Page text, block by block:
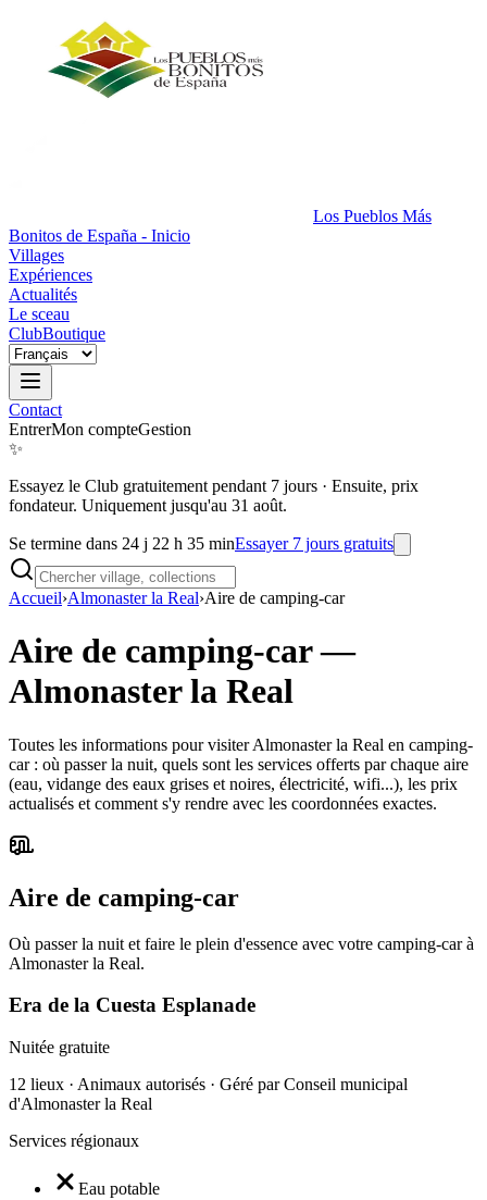
Los Pueblos Más
Bonitos de España - Inicio
Villages
Expériences
Actualités
Le sceau
ClubBoutique
Contact
EntrerMon compteGestion
✨
Essayez le Club gratuitement pendant 7 jours · Ensuite, prix
fondateur. Uniquement jusqu'au 31 août.
Se termine dans 24 j 22 h 35 minEssayer 7 jours gratuits
Accueil›Almonaster la Real›Aire de camping-car
Aire de camping-car—
Almonaster la Real
Toutes les informations pour visiter Almonaster la Real en camping-
car : où passer la nuit, quels sont les services offerts par chaque aire
(eau, vidange des eaux grises et noires, électricité, wifi...), les prix
actualisés et comment s'y rendre avec les coordonnées exactes.
Aire de camping-car
Où passer la nuit et faire le plein d'essence avec votre camping-car à
Almonaster la Real.
Era de la Cuesta Esplanade
Nuitée gratuite
12 lieux · Animaux autorisés · Géré par Conseil municipal
d'Almonaster la Real
Services régionaux
Eau potable